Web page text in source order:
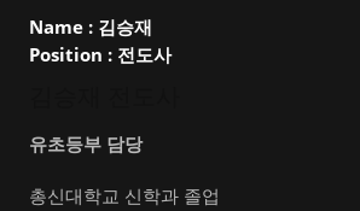
Name : 김승재
Position : 전도사
유초등부 담당
총신대학교 신학과 졸업